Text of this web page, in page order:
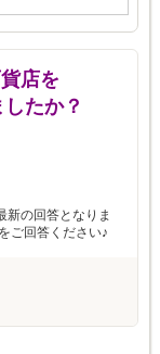
店を
たか？
新の回答となりま
ご回答ください♪